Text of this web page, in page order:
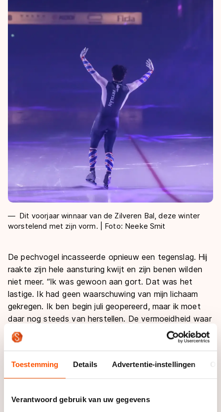
Toestemming Details Advertentie-instellingen
Verantwoord gebruik van uw gegevens
Dit voorjaar winnaar van de Zilveren Bal, deze winter
worstelend met zijn vorm. | Foto: Neeke Smit
De pechvogel incasseerde opnieuw een tegenslag. Hij
raakte zijn hele aansturing kwijt en zijn benen wilden
niet meer. “Ik was gewoon aan gort. Dat was het
lastige. Ik had geen waarschuwing van mijn lichaam
gekregen. Ik ben begin juli geopereerd, maar ik moet
daar nog steeds van herstellen. De vermoeidheid waar
ik zo lang mee heb moeten kampen, is er nog niet uit.
Ik moet nu noodgedwongen meer rust inlassen en de
Gelukkig lijkt het inlassen van rust hem te helpen. Hij
bewegen. Toch werd zijn harde werken in Deventer